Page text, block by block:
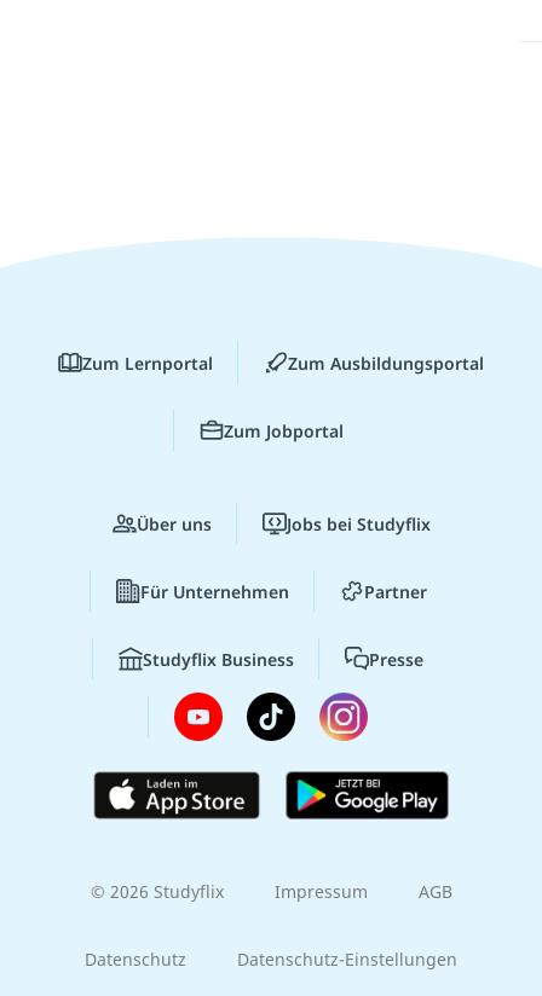
Zum Lernportal Zum Ausbildungsportal
Zum Jobportal
Über uns Jobs bei Studyflix
Für Unternehmen Partner
Studyflix Business Presse
© 2026 Studyflix Impressum AGB
Datenschutz Datenschutz-Einstellungen